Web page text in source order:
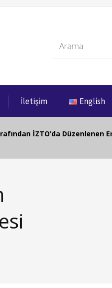
Search
İletişim English
İZTO’da Düzenlenen